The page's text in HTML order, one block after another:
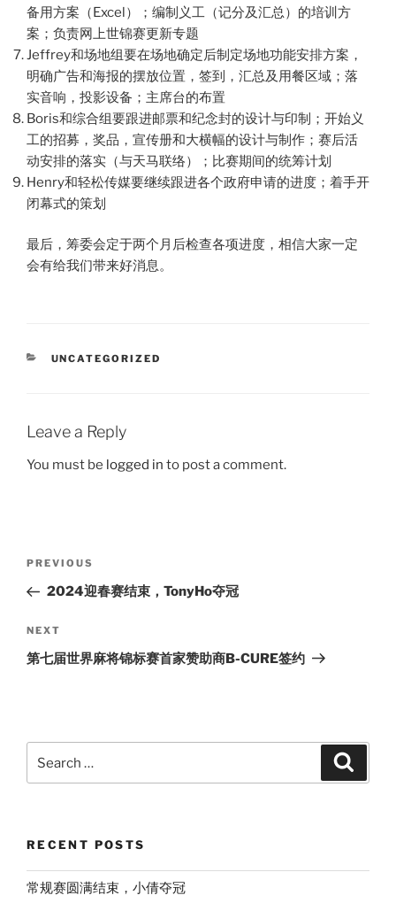
备用方案（Excel）；编制义工（记分及汇总）的培训方
案；负责网上世锦赛更新专题
Jeffrey和场地组要在场地确定后制定场地功能安排方案，
明确广告和海报的摆放位置，签到，汇总及用餐区域；落
实音响，投影设备；主席台的布置
Boris和综合组要跟进邮票和纪念封的设计与印制；开始义
工的招募，奖品，宣传册和大横幅的设计与制作；赛后活
动安排的落实（与天马联络）；比赛期间的统筹计划
Henry和轻松传媒要继续跟进各个政府申请的进度；着手开
闭幕式的策划
最后，筹委会定于两个月后检查各项进度，相信大家一定
会有给我们带来好消息。
CATEGORIES
UNCATEGORIZED
Leave a Reply
You must be logged in to post a comment.
navigation
Previous
Post
PREVIOUS
2024迎春赛结束，TonyHo夺冠
Next
Post
NEXT
第七届世界麻将锦标赛首家赞助商B-CURE签约
for:
RECENT POSTS
常规赛圆满结束，小倩夺冠